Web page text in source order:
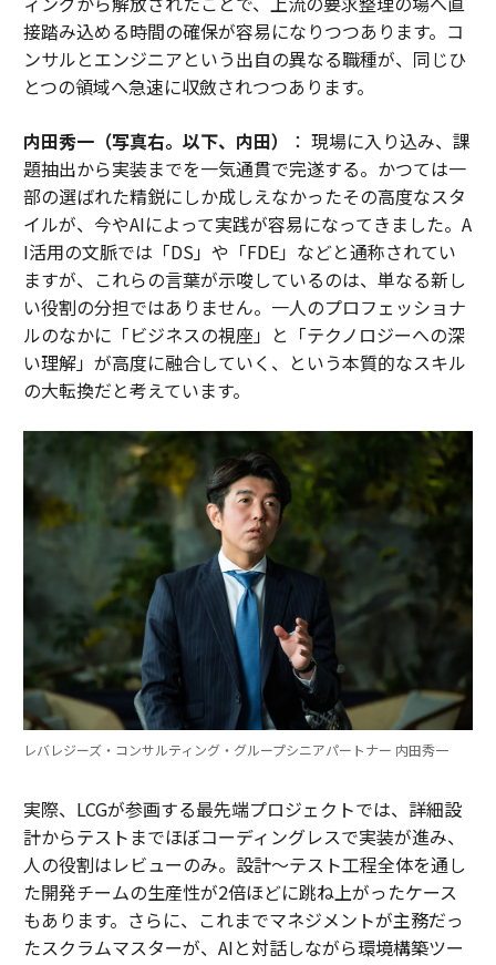
接踏み込める時間の確保が容易になりつつあります。コ
ンサルとエンジニアという出自の異なる職種が、同じひ
とつの領域へ急速に収斂されつつあります。
内田秀一（写真右。以下、内田）
： 現場に入り込み、課
題抽出から実装までを一気通貫で完遂する。かつては一
部の選ばれた精鋭にしか成しえなかったその高度なスタ
イルが、今やAIによって実践が容易になってきました。A
I活用の文脈では「DS」や「FDE」などと通称されてい
ますが、これらの言葉が示唆しているのは、単なる新し
い役割の分担ではありません。一人のプロフェッショナ
ルのなかに「ビジネスの視座」と「テクノロジーへの深
い理解」が高度に融合していく、という本質的なスキル
の大転換だと考えています。
レバレジーズ・コンサルティング・グループシニアパートナー 内田秀一
実際、LCGが参画する最先端プロジェクトでは、詳細設
計からテストまでほぼコーディングレスで実装が進み、
人の役割はレビューのみ。設計～テスト工程全体を通し
た開発チームの生産性が2倍ほどに跳ね上がったケース
もあります。さらに、これまでマネジメントが主務だっ
たスクラムマスターが、AIと対話しながら環境構築ツー